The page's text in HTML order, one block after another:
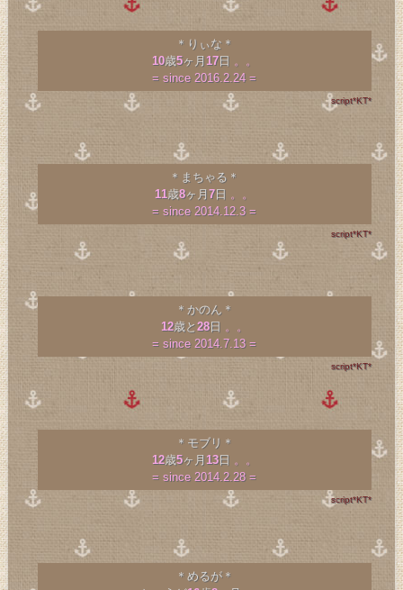
＊りぃな＊
10歳5ヶ月 17日 。。
= since 2016.2.24 =
script*KT*
＊まちゃる＊
11歳8ヶ月7日 。。
= since 2014.12.3 =
script*KT*
＊かのん＊
12歳と28日 。。
= since 2014.7.13 =
script*KT*
＊モブリ＊
12歳5ヶ月 13日 。。
= since 2014.2.28 =
script*KT*
＊めるが＊